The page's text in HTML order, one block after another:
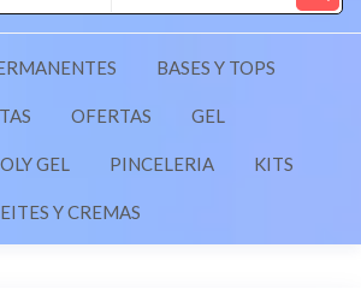
BASES Y TOPS
OFERTAS GEL
GEL PINCELERIA KITS
Y CREMAS